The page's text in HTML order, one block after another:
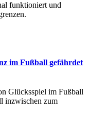
funktioniert und
im Fußball gefährdet
Glücksspiel im Fußball
inzwischen zum